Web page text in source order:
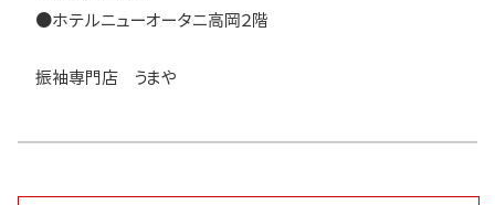
●ホテルニューオータニ高岡２階
振袖専門店 うまや